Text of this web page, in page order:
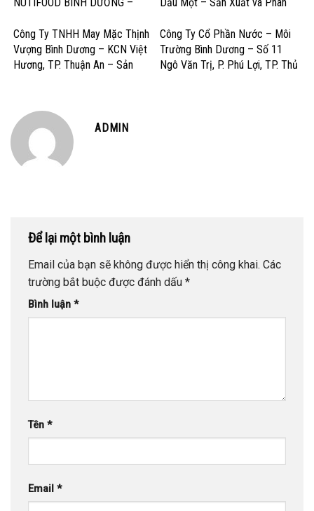
– Sản Xuất Sữa và Sản Phẩm
Dinh Dưỡng
Cao
Công Ty TNHH May Mặc Thịnh
Vượng Bình Dương – KCN Việt
Hương, TP. Thuận An – Sản
Công Ty Cổ Phần Nước – Môi
Trường Bình Dương – Số 11
Ngô Văn Trị, P. Phú Lợi, TP. Thủ
ADMIN
Để lại một bình luận
Email của bạn sẽ không được hiển thị công khai. Các
trường bắt buộc được đánh dấu *
Bình luận *
Tên *
Email *